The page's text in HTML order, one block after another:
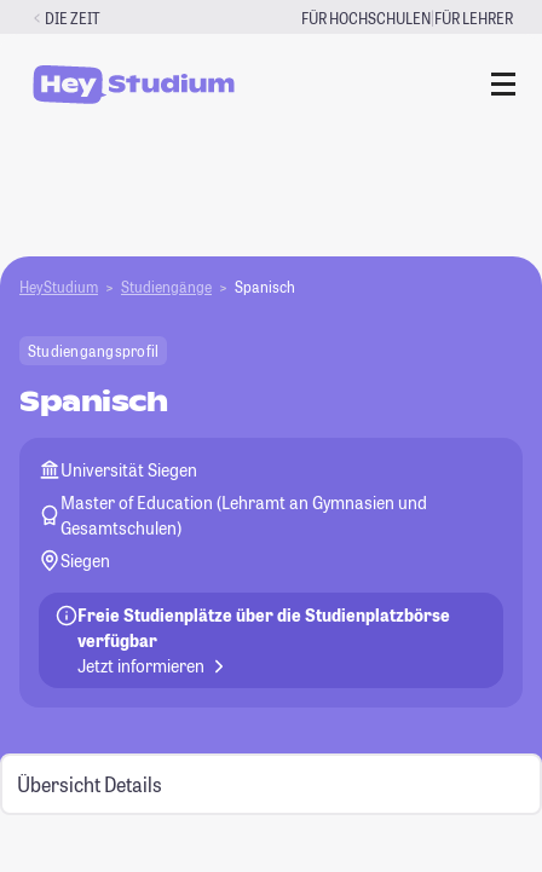
Zum
springen
DIE ZEIT FÜR HOCHSCHULEN|FÜR LEHRER
HeyStudium Studiengänge Spanisch
Studiengangsprofil
Spanisch
Universität Siegen
Master of Education (Lehramt an Gymnasien und
Gesamtschulen)
Siegen
Freie Studienplätze über die Studienplatzbörse
verfügbar
Jetzt informieren
Übersicht Details